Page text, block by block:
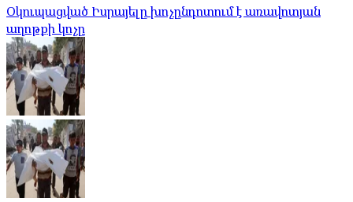
Օկուպացված Իսրայելը խոչընդոտում է առավոտյան
աղոթքի կոչը